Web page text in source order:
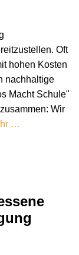
Oft
hohen Kosten
nachhaltige
Macht Schule"
Wir
…